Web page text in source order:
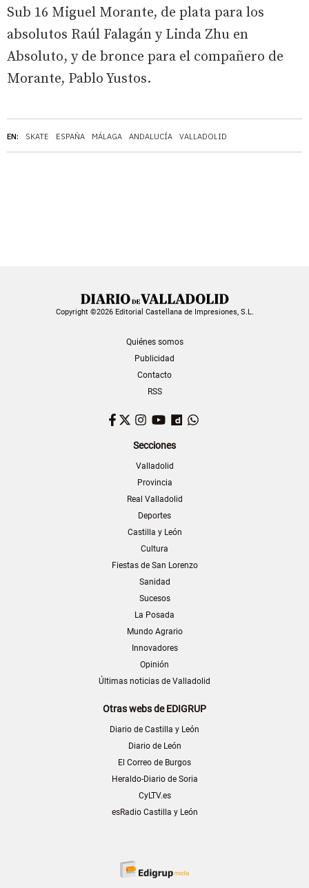
EN: SKATE ESPAÑA MÁLAGA ANDALUCÍA VALLADOLID
Sub 16 Miguel Morante, de plata para los
absolutos Raúl Falagán y Linda Zhu en
Absoluto, y de bronce para el compañero de
Morante, Pablo Yustos.
Copyright ©2026 Editorial Castellana de Impresiones, S.L.
Quiénes somos
Publicidad
Contacto
RSS
Facebook
TwitterInstagram
YouTubeDailymotion
Secciones
Valladolid
Provincia
Real Valladolid
Deportes
Castilla y León
Cultura
Fiestas de San Lorenzo
Sanidad
Sucesos
La Posada
Mundo Agrario
Innovadores
Opinión
Últimas noticias de Valladolid
Otras webs de EDIGRUP
Diario de Castilla y León
Diario de León
El Correo de Burgos
Heraldo-Diario de Soria
CyLTV.es
esRadio Castilla y León